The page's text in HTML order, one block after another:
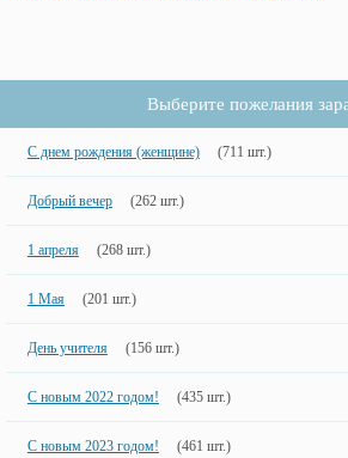
Выберите пожелания
С днем рождения (женщине) (711 шт.)
Добрый вечер (262 шт.)
1 апреля (268 шт.)
1 Мая (201 шт.)
День учителя (156 шт.)
С новым 2022 годом! (435 шт.)
С новым 2023 годом! (461 шт.)